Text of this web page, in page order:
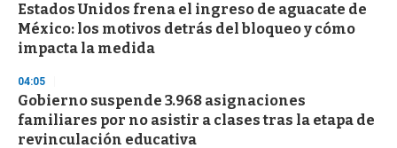
Estados Unidos frena el ingreso de aguacate de
México: los motivos detrás del bloqueo y cómo
impacta la medida
04:05
Gobierno suspende 3.968 asignaciones
familiares por no asistir a clases tras la etapa de
revinculación educativa